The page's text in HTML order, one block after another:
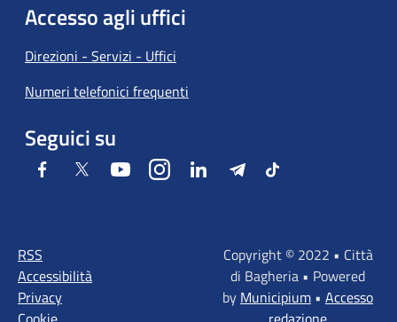
Accesso agli uffici
Direzioni - Servizi - Uffici
Numeri telefonici frequenti
Seguici su
Facebook Twitter YoutubeInstagramLinkedIn TelegramTiktok
RSS
Accessibilità
Privacy
Copyright © 2022 • Città
di Bagheria • Powered
by Municipium • Accesso